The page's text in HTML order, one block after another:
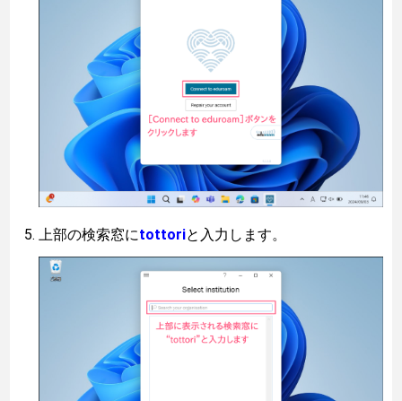
上部の検索窓にtottoriと入力します。